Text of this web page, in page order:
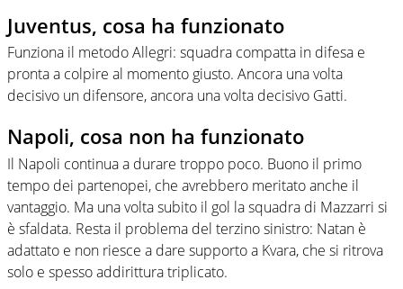
Juventus, cosa ha funzionato
Funziona il metodo Allegri: squadra compatta in difesa e
pronta a colpire al momento giusto. Ancora una volta
decisivo un difensore, ancora una volta decisivo Gatti.
Napoli, cosa non ha funzionato
Il Napoli continua a durare troppo poco. Buono il primo
tempo dei partenopei, che avrebbero meritato anche il
vantaggio. Ma una volta subito il gol la squadra di Mazzarri si
è sfaldata. Resta il problema del terzino sinistro: Natan è
adattato e non riesce a dare supporto a Kvara, che si ritrova
solo e spesso addirittura triplicato.